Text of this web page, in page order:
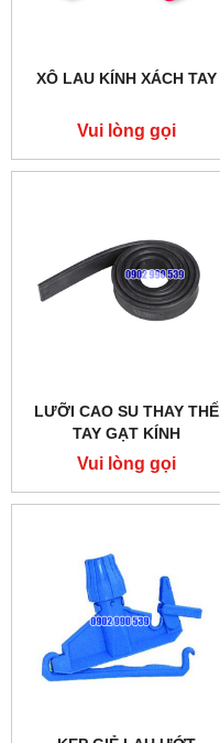
XÔ LAU KÍNH XÁCH TAY
Vui lòng gọi
LƯỠI CAO SU THAY THẾ
TAY GẠT KÍNH
Vui lòng gọi